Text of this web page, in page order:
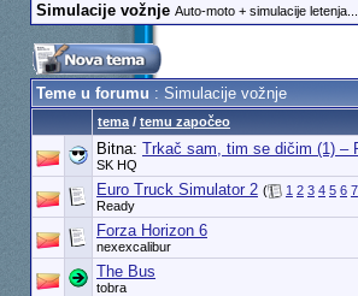
Simulacije vožnje Auto-moto + simulacije letenja...
Teme u forumu: Simulacije vožnje
tema/ temu započeo
Bitna: Trkač sam, tim se dičim (1) –
SK HQ
Euro Truck Simulator 2 ( 1 2 3 4 5 6 7
Ready
Forza Horizon 6
nexexcalibur
The Bus
tobra